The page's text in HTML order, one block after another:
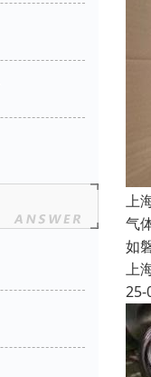
上
气
如
上
25-